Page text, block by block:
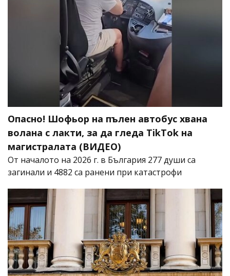
Опасно! Шофьор на пълен автобус хвана
волана с лакти, за да гледа TikTok на
магистралата (ВИДЕО)
От началото на 2026 г. в България 277 души са
загинали и 4882 са ранени при катастрофи